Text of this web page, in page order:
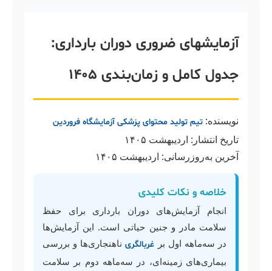
آزمایشهای ضروری دوران بارداری:
جدول کامل و زمان‌بندی ۱۴۰۵
نویسنده: تیم تولید محتوای پزشکی آزمایشگاه فروردین
تاریخ انتشار: اردیبهشت ۱۴۰۵
آخرین به‌روزرسانی: اردیبهشت ۱۴۰۵
خلاصه و نکات کلیدی
انجام آزمایش‌های دوران بارداری برای حفظ
سلامت مادر و جنین حیاتی است. این آزمایش‌ها
در سه‌ماهه اول بر غربالگریناهنجاری‌ها و بررسی
بیماری‌های زمینه‌ای، در سه‌ماهه دوم بر سلامت